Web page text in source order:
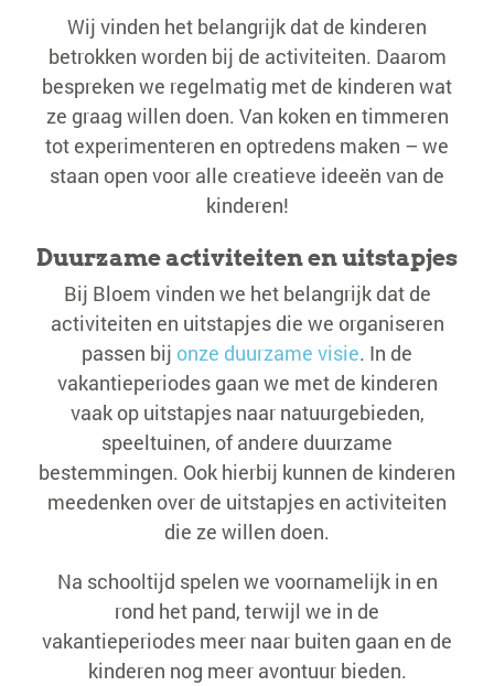
Wij vinden het belangrijk dat de kinderen
betrokken worden bij de activiteiten. Daarom
bespreken we regelmatig met de kinderen wat
ze graag willen doen. Van koken en timmeren
tot experimenteren en optredens maken – we
staan open voor alle creatieve ideeën van de
kinderen!
Duurzame activiteiten en uitstapjes
Bij Bloem vinden we het belangrijk dat de
activiteiten en uitstapjes die we organiseren
passen bij onze duurzame visie. In de
vakantieperiodes gaan we met de kinderen
vaak op uitstapjes naar natuurgebieden,
speeltuinen, of andere duurzame
bestemmingen. Ook hierbij kunnen de kinderen
meedenken over de uitstapjes en activiteiten
die ze willen doen.
Na schooltijd spelen we voornamelijk in en
rond het pand, terwijl we in de
vakantieperiodes meer naar buiten gaan en de
kinderen nog meer avontuur bieden.